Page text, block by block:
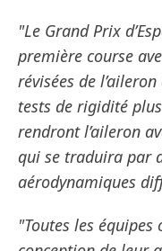
"Le Grand Prix
première course
révisées de
tests de rigidité
rendront l’aileron
qui se traduira par
aérodynamiques
"Toutes les